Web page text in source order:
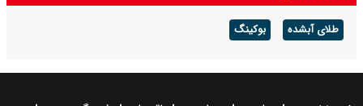
طلای آبشده بوکینگ